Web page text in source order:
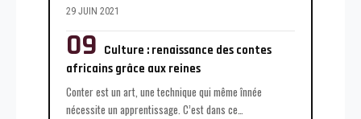
29 JUIN 2021
Culture : renaissance des contes
africains grâce aux reines
Conter est un art, une technique qui même înnée
nécessite un apprentissage. C’est dans ce…